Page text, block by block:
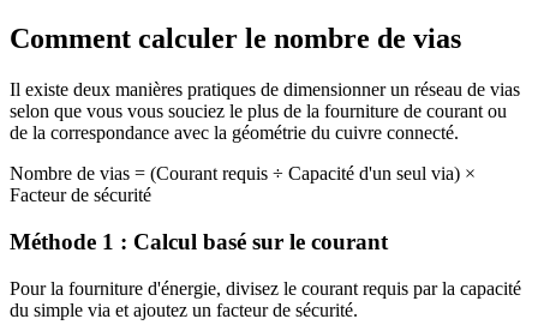
Comment calculer le nombre de vias
Il existe deux manières pratiques de dimensionner un réseau de vias
selon que vous vous souciez le plus de la fourniture de courant ou
de la correspondance avec la géométrie du cuivre connecté.
Nombre de vias = (Courant requis ÷ Capacité d'un seul via) ×
Facteur de sécurité
Méthode 1 : Calcul basé sur le courant
Pour la fourniture d'énergie, divisez le courant requis par la capacité
du simple via et ajoutez un facteur de sécurité.